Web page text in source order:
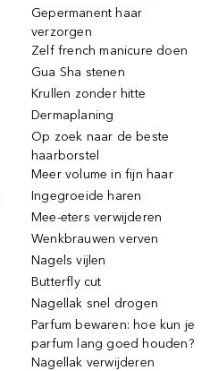
Gepermanent haar
verzorgen
Zelf french manicure doen
Gua Sha stenen
Krullen zonder hitte
Dermaplaning
Op zoek naar de beste
haarborstel
Meer volume in fijn haar
Ingegroeide haren
Mee-eters verwijderen
Wenkbrauwen verven
Nagels vijlen
Butterfly cut
Nagellak snel drogen
Parfum bewaren: hoe kun je
parfum lang goed houden?
Nagellak verwijderen